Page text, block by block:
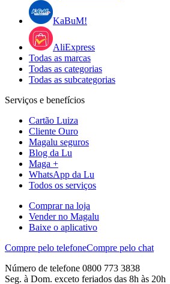
KaBuM!
AliExpress
Todas as marcas
Todas as categorias
Todas as subcategorias
Serviços e benefícios
Cartão Luiza
Cliente Ouro
Magalu seguros
Blog da Lu
Maga +
WhatsApp da Lu
Todos os serviços
Comprar na loja
Vender no Magalu
Baixe o aplicativo
Compre pelo telefoneCompre pelo chat
Número de telefone 0800 773 3838
Seg. à Dom. exceto feriados das 8h às 20h